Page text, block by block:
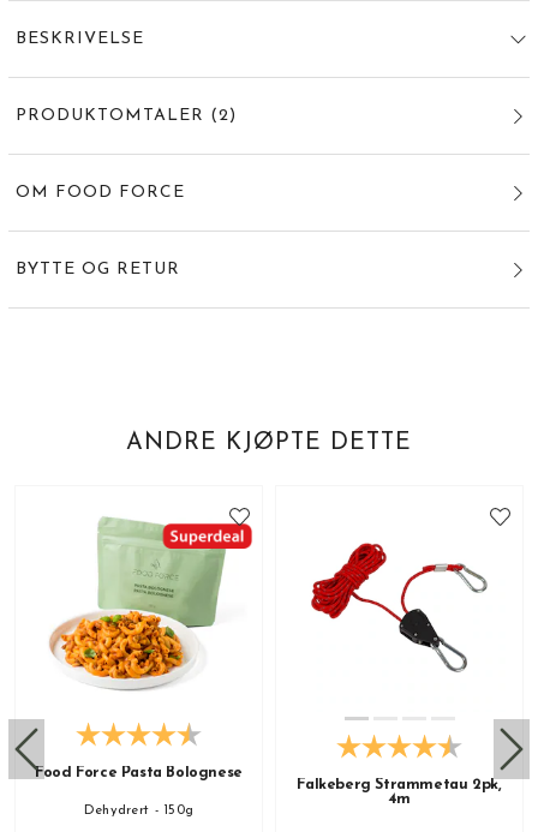
BESKRIVELSE
PRODUKTOMTALER (2)
OM FOOD FORCE
BYTTE OG RETUR
ANDRE KJØPTE DETTE
Food Force Pasta Bolognese
Dehydrert - 150g
Falkeberg Strammetau 2pk,
4m